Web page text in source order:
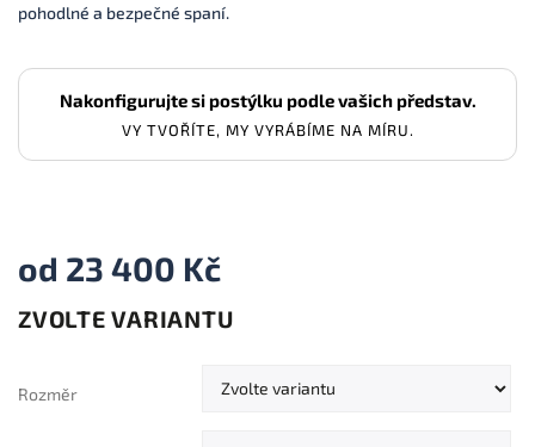
Nakonfigurujte si postýlku podle vašich představ.
VY TVOŘÍTE, MY VYRÁBÍME NA MÍRU.
od 23 400 Kč
ZVOLTE VARIANTU
cena:
Rozměr
pohodlné a bezpečné spaní.